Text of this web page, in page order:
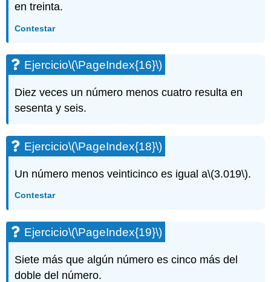
en treinta.
Contestar
Ejercicio\(\PageIndex{16}\)
Diez veces un número menos cuatro resulta en
sesenta y seis.
Ejercicio\(\PageIndex{18}\)
Un número menos veinticinco es igual a\(3.019\).
Contestar
Ejercicio\(\PageIndex{19}\)
Siete más que algún número es cinco más del
doble del número.